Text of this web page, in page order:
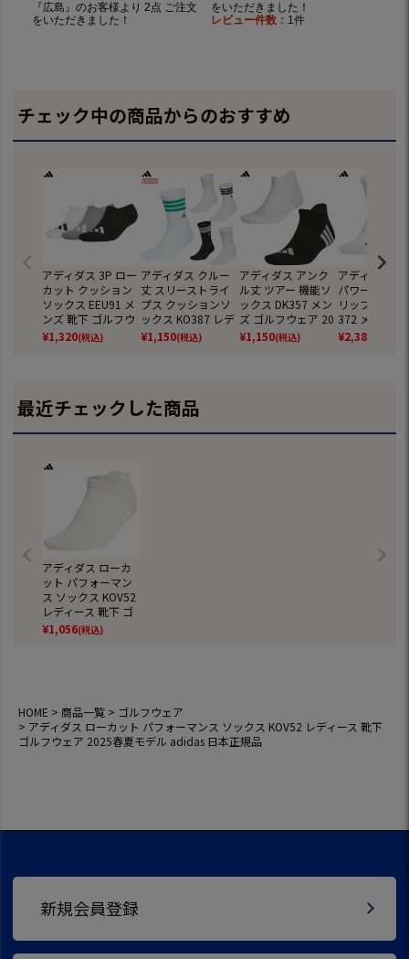
チェック中の商品からのおすすめ
アディダス 3P ロー
カット クッション
ソックス EEU91 メ
ンズ 靴下 ゴルフウ
ェア 2025春夏モデ
ル adidas 日本正規
¥1,320(税込)
アディダス クルー
丈 スリーストライ
プス クッションソ
ックス KO387 レデ
ィース ゴルフウェ
ア 2026春夏モデル
¥1,150(税込)
アディダス アンク
ル丈 ツアー 機能ソ
ックス DK357 メン
ズ ゴルフウェア 20
26春夏モデル adid
as 日本正規品
¥1,150(税込)
アディダス ア
パワー クルー
リップソック
372 メンズ ゴ
ウェア 2026
デル adidas
¥2,380
最近チェックした商品
アディダス ローカ
ット パフォーマン
ス ソックス KOV52
レディース 靴下 ゴ
ルフウェア 2025春
夏モデル adidas 日
¥1,056(税込)
HOME 商品一覧
ゴルフウェア
アディダス ローカット パフォーマンス ソックス KOV52 レディース 靴下
ゴルフウェア 2025春夏モデル adidas 日本正規品
新規会員登録